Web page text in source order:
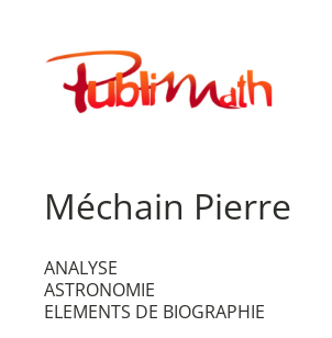
contenuPublimath
Méchain Pierre
ANALYSE
ASTRONOMIE
ELEMENTS DE BIOGRAPHIE